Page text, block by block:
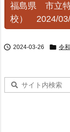
福島県 市立
校） 2024/
 2024-03-26  令